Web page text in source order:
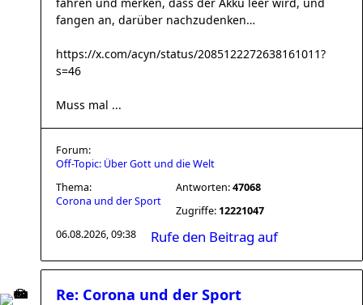
fangen an, darüber nachzudenken…
https://x.com/acyn/status/2085122272638161011?
s=46
Muss mal ...
Forum:
Off-Topic: Über Gott und die Welt
Thema:
Corona und der Sport
Antworten:47068
Zugriffe: 12221047
06.08.2026, 09:38
Rufe den Beitrag auf
Re: Corona und der Sport